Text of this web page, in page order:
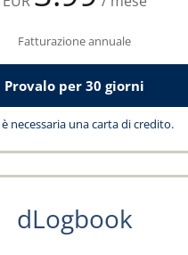
Fatturazione annuale
Provalo per 30 giorni
necessaria una carta di credito.
dLogbook